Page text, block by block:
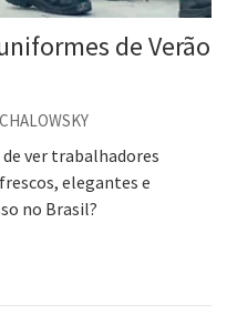
de Verão
ver trabalhadores
elegantes e
no Brasil?